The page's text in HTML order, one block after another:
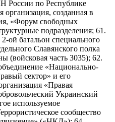
по Республике
созданная в
«Форум свободных
подразделения; 61.
ой батальон специального
Славянского полка
(войсковая часть 3035); 62.
«Национально-
сектор» и его
«Правая
Украинский
используемое
сообщество